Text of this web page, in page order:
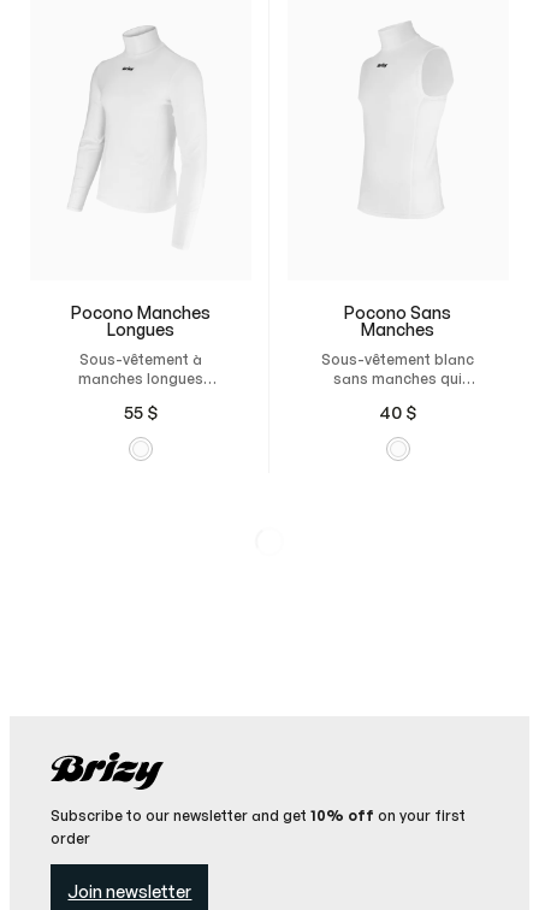
Pocono Manches
Longues
Sous-vêtement à
manches longues
confort et une
évacuation rapide de
l’humidité.
55 $
Pocono Sans
Manches
Sous-vêtement blanc
sans manches qui
l’humidité et vous garde
au sec.
40 $
Subscribe to our newsletter and get10% offon your first
order
Join newsletter